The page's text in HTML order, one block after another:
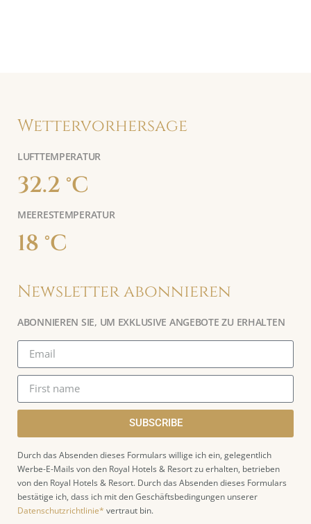
Wettervorhersage
LUFTTEMPERATUR
32.2 °C
MEERESTEMPERATUR
18 °C
Newsletter abonnieren
ABONNIEREN SIE, UM EXKLUSIVE ANGEBOTE ZU ERHALTEN
SUBSCRIBE
Durch das Absenden dieses Formulars willige ich ein, gelegentlich
Werbe-E-Mails von den Royal Hotels & Resort zu erhalten, betrieben
von den Royal Hotels & Resort. Durch das Absenden dieses Formulars
bestätige ich, dass ich mit den Geschäftsbedingungen unserer
Datenschutzrichtlinie* vertraut bin.